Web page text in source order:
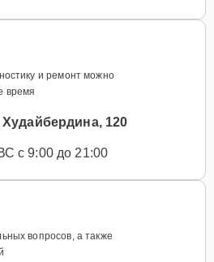
и ремонт можно
время
Худайбердина, 120
с 9:00 до 21:00
вопросов, а также